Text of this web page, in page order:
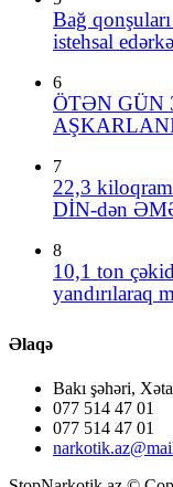
Bağ
istehsal
6
ÖTƏN GÜN
7
22,3
DİN-dən
8
10,1 ton
yandırılaraq
Əlaqə
Bakı şəhəri,
077 514 47 01
077 514 47 01